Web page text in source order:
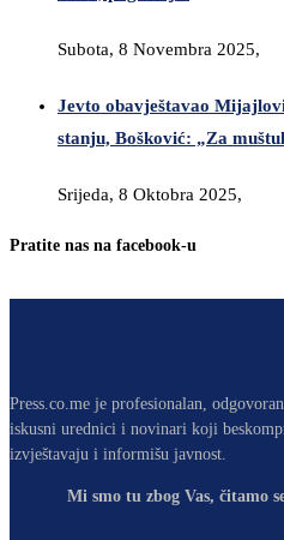
Subota, 8 Novembra 2025,
Jevto obavještavao
stanju, Bošković: „Za
Srijeda, 8 Oktobra 2025,
Pratite nas na facebook-u
Press.co.me je profesionalan,
iskusni urednici i novinari koji
izvještavaju i informišu javnost.
Mi smo tu zbog Vas, čitamo